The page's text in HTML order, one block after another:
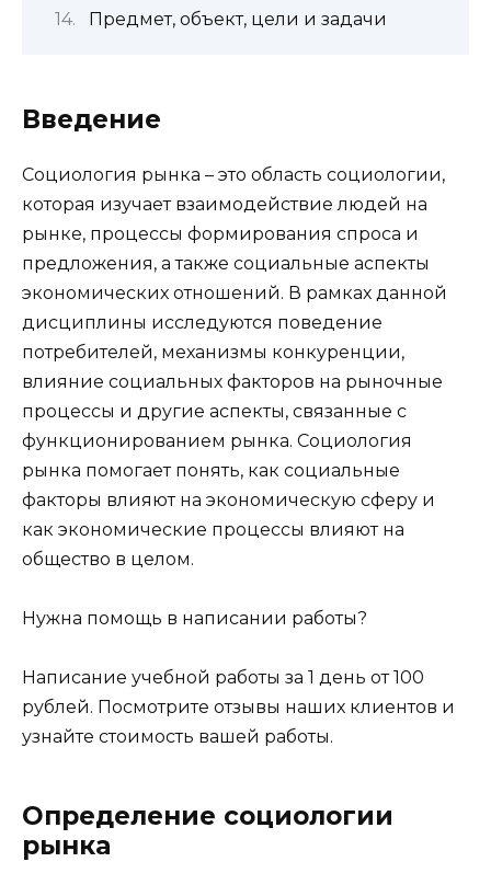
Предмет, объект, цели и задачи
Введение
Социология рынка – это область социологии,
которая изучает взаимодействие людей на
рынке, процессы формирования спроса и
предложения, а также социальные аспекты
экономических отношений. В рамках данной
дисциплины исследуются поведение
потребителей, механизмы конкуренции,
влияние социальных факторов на рыночные
процессы и другие аспекты, связанные с
функционированием рынка. Социология
рынка помогает понять, как социальные
факторы влияют на экономическую сферу и
как экономические процессы влияют на
общество в целом.
Нужна помощь в написании работы?
Написание учебной работы за 1 день от 100
рублей. Посмотрите отзывы наших клиентов и
узнайте стоимость вашей работы.
Определение социологии
рынка